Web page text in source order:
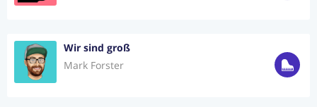
Wir sind groß
Mark Forster